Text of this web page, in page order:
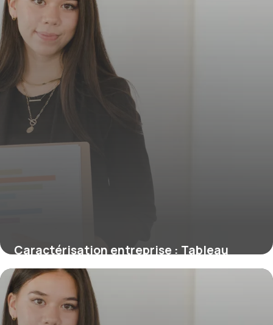
Caractérisation entreprise : Tableau
gratuit
31 mai 2026